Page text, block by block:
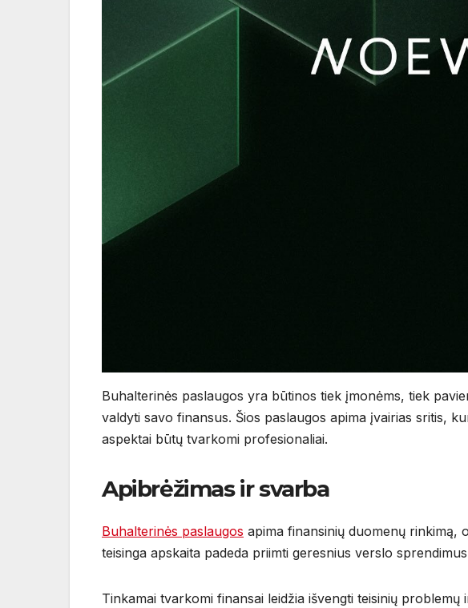
Buhalterinės paslaugos yra būtinos tiek įmonėms, tiek
valdyti savo finansus. Šios paslaugos apima įvairias sritis,
aspektai būtų tvarkomi profesionaliai.
Apibrėžimas ir svarba
Buhalterinės paslaugos apima finansinių duomenų rinkimą,
teisinga apskaita padeda priimti geresnius verslo
Tinkamai tvarkomi finansai leidžia išvengti teisinių